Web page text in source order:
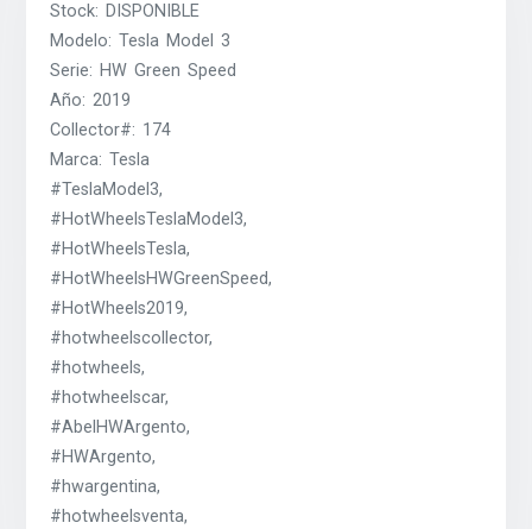
Stock: DISPONIBLE
Modelo: Tesla Model 3
Serie: HW Green Speed
Año: 2019
Collector#: 174
Marca: Tesla
#TeslaModel3,
#HotWheelsTeslaModel3,
#HotWheelsTesla,
#HotWheelsHWGreenSpeed,
#HotWheels2019,
#hotwheelscollector,
#hotwheels,
#hotwheelscar,
#AbelHWArgento,
#HWArgento,
#hwargentina,
#hotwheelsventa,